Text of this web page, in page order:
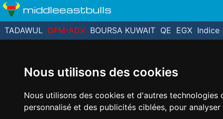
Nous utilisons des cookies
Nous utilisons des cookies et d'autres
personnalisé et des publicités ciblées, pour
middleeastbulls
TADAWUL DFM-ADX BOURSA KUWAIT QE EGX Indice